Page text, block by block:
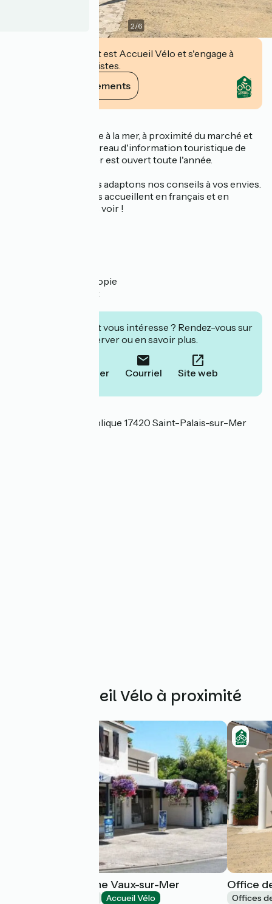
2/6
Cet établissement est Accueil Vélo et s'engage à
accueillir des cyclistes.
Voir ses engagements
Idéalement situé face à la mer, à proximité du marché et
du centre-ville, le bureau d'information touristique de
Saint-Palais-sur-Mer est ouvert toute l'année.
À votre écoute, nous adaptons nos conseils à vos envies.
Nos conseillers vous accueillent en français et en
anglais. Passez nous voir !
- service de photocopie
- point Wi-Fi gratuit
Cet établissement vous intéresse ? Rendez-vous sur
leur site pour réserver ou en savoir plus.
Téléphoner Courriel Site web
1 avenue de la République 17420 Saint-Palais-sur-Mer
Autres Accueil Vélo à proximité
Office de Tourisme Vaux-sur-Mer
Accueil Vélo
Office
Offices